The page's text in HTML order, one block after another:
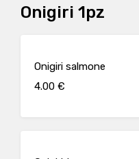
Onigiri 1pz
Onigiri salmone
4.00 €